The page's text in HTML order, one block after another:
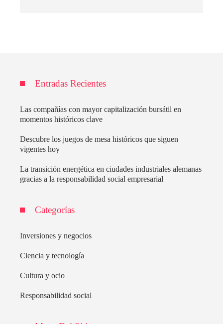
Entradas Recientes
Las compañías con mayor capitalización bursátil en
momentos históricos clave
Descubre los juegos de mesa históricos que siguen
vigentes hoy
La transición energética en ciudades industriales alemanas
gracias a la responsabilidad social empresarial
Categorías
Inversiones y negocios
Ciencia y tecnología
Cultura y ocio
Responsabilidad social